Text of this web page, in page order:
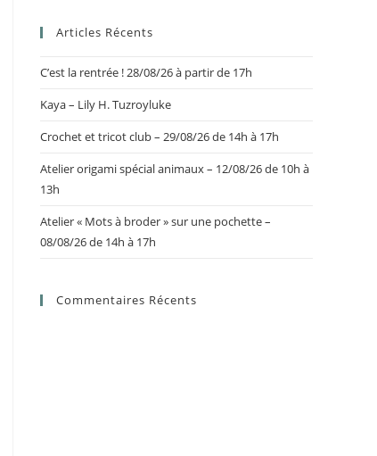
Articles Récents
C’est la rentrée ! 28/08/26 à partir de 17h
Kaya – Lily H. Tuzroyluke
Crochet et tricot club – 29/08/26 de 14h à 17h
Atelier origami spécial animaux – 12/08/26 de 10h à
13h
Atelier « Mots à broder » sur une pochette –
08/08/26 de 14h à 17h
Commentaires Récents